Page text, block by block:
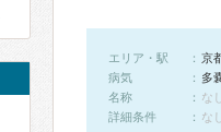
エリア・駅
京
病気
多
名称
なし
詳細条件
な